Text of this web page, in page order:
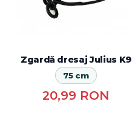
Zgardă dresaj Julius K9
75 cm
20,99 RON